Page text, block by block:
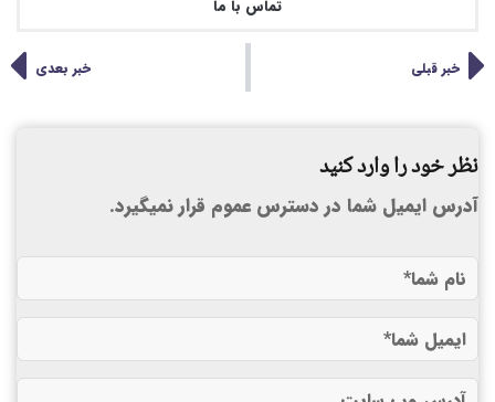
تماس با ما
خبر قبلی خبر بعدی
نظر خود را وارد کنید
آدرس ایمیل شما در دسترس عموم قرار نمیگیرد.